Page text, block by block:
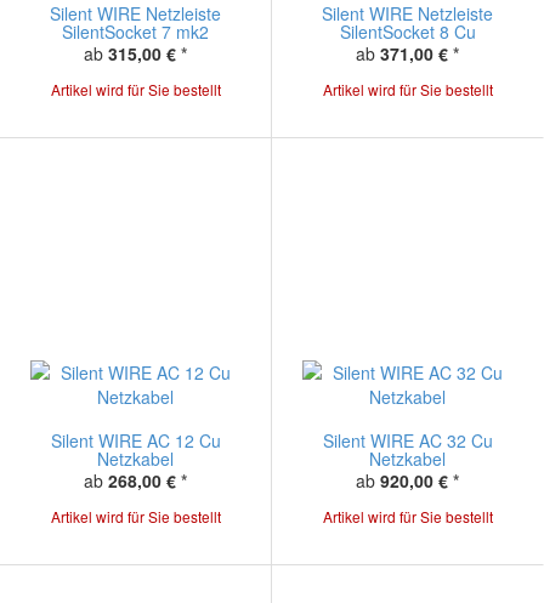
Silent WIRE Netzleiste
SilentSocket 7 mk2
ab 315,00 € *
Artikel wird für Sie bestellt
Silent WIRE Netzleiste
SilentSocket 8 Cu
ab 371,00 € *
Artikel wird für Sie bestellt
Silent WIRE AC 12 Cu
Netzkabel
ab 268,00 € *
Artikel wird für Sie bestellt
Silent WIRE AC 32 Cu
Netzkabel
ab 920,00 € *
Artikel wird für Sie bestellt